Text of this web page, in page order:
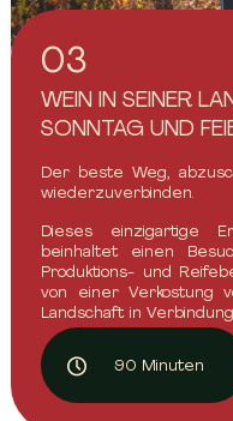
03
WEIN IN SEINER
SONNTAG UND
Der beste Weg,
wiederzuverbinden.
Dieses einzigartige
beinhaltet einen
Produktions- und
von einer Verkostung
Landschaft in
kombiniert werden.
90 Minuten